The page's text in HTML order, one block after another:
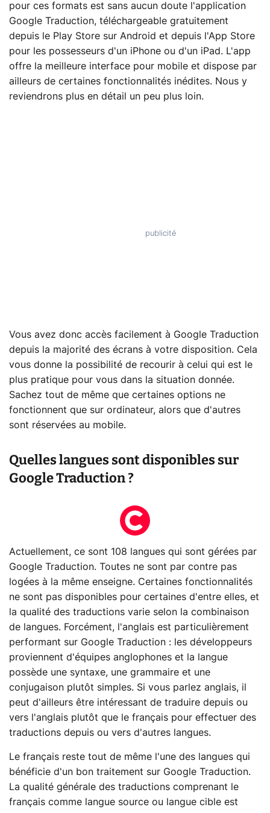
pour ces formats est sans aucun doute l'application
Google Traduction, téléchargeable gratuitement
depuis le Play Store sur Android et depuis l'App Store
pour les possesseurs d'un iPhone ou d'un iPad. L'app
offre la meilleure interface pour mobile et dispose par
ailleurs de certaines fonctionnalités inédites. Nous y
reviendrons plus en détail un peu plus loin.
Vous avez donc accès facilement à Google Traduction
depuis la majorité des écrans à votre disposition. Cela
vous donne la possibilité de recourir à celui qui est le
plus pratique pour vous dans la situation donnée.
Sachez tout de même que certaines options ne
fonctionnent que sur ordinateur, alors que d'autres
sont réservées au mobile.
Quelles langues sont disponibles sur
Google Traduction ?
Actuellement, ce sont 108 langues qui sont gérées par
Google Traduction. Toutes ne sont par contre pas
logées à la même enseigne. Certaines fonctionnalités
ne sont pas disponibles pour certaines d'entre elles, et
la qualité des traductions varie selon la combinaison
de langues. Forcément, l'anglais est particulièrement
performant sur Google Traduction : les développeurs
proviennent d'équipes anglophones et la langue
possède une syntaxe, une grammaire et une
conjugaison plutôt simples. Si vous parlez anglais, il
peut d'ailleurs être intéressant de traduire depuis ou
vers l'anglais plutôt que le français pour effectuer des
traductions depuis ou vers d'autres langues.
Le français reste tout de même l'une des langues qui
bénéficie d'un bon traitement sur Google Traduction.
La qualité générale des traductions comprenant le
français comme langue source ou langue cible est